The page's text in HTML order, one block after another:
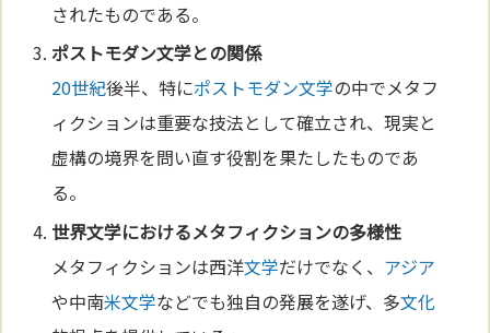
されたものである。
ポストモダン文学との関係
20世紀後半、特にポストモダン文学の中でメタフ
ィクションは重要な技法として確立され、現実と
虚構の境界を問い直す役割を果たしたものであ
る。
世界文学におけるメタフィクションの多様性
メタフィクションは西洋文学だけでなく、 アジア
や中南米文学などでも独自の発展を遂げ、多文化